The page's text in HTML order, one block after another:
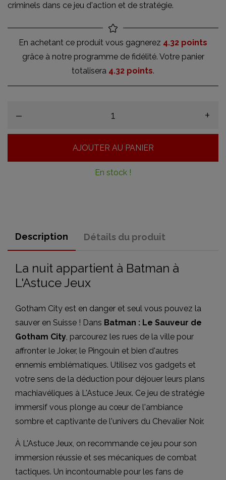
criminels dans ce jeu d'action et de stratégie.
En achetant ce produit vous gagnerez 4.32 points
grâce à notre programme de fidélité. Votre panier
totalisera 4.32 points.
– +
AJOUTER AU PANIER
En stock !
Description Détails du produit
La nuit appartient à Batman à
L'Astuce Jeux
Gotham City est en danger et seul vous pouvez la
sauver en Suisse ! Dans Batman : Le Sauveur de
Gotham City, parcourez les rues de la ville pour
affronter le Joker, le Pingouin et bien d'autres
ennemis emblématiques. Utilisez vos gadgets et
votre sens de la déduction pour déjouer leurs plans
machiavéliques à L'Astuce Jeux. Ce jeu de stratégie
immersif vous plonge au cœur de l'ambiance
sombre et captivante de l'univers du Chevalier Noir.
À L'Astuce Jeux, on recommande ce jeu pour son
immersion réussie et ses mécaniques de combat
tactiques. Un incontournable pour les fans de